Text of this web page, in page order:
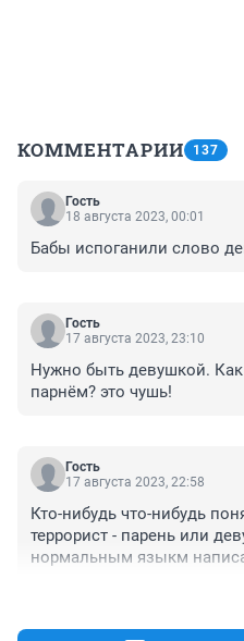
КОММЕНТАРИИ 137
Гость
18 августа 2023, 00:01
Бабы испоганили слово
Гость
17 августа 2023, 23:10
Нужно быть девушкой.
парнём? это чушь!
Гость
17 августа 2023, 22:58
Кто-нибудь что-нибудь
террорист - парень или
нормальным языкм